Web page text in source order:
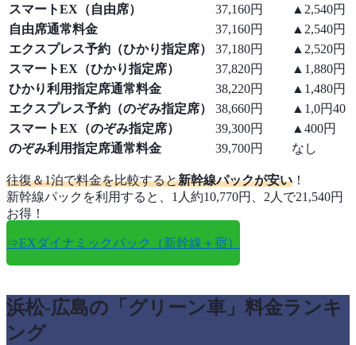
スマートEX（自由席）
37,160円
▲2,540円
自由席通常料金
37,160円
▲2,540円
エクスプレス予約（ひかり指定席）
37,180円
▲2,520円
スマートEX（ひかり指定席）
37,820円
▲1,880円
ひかり利用指定席通常料金
38,220円
▲1,480円
エクスプレス予約（のぞみ指定席）
38,660円
▲1,0円40
スマートEX（のぞみ指定席）
39,300円
▲400円
のぞみ利用指定席通常料金
39,700円 なし
往復＆1泊で料金を比較すると新幹線パックが安い ！
新幹線パックを利用すると、1人約10,770円、2人で21,540円
お得！
⇒EXダイナミックパック（新幹線＋宿）
浜松-広島の「グリーン車」料金ランキ
ング